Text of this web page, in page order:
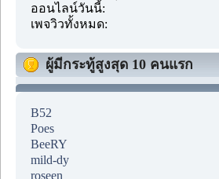
ออนไลน์วันนี้:
เพจวิวทั้งหมด:
ผู้มีกระทู้สูงสุด 10 คนแรก
B52
Poes
BeeRY
mild-dy
roseen